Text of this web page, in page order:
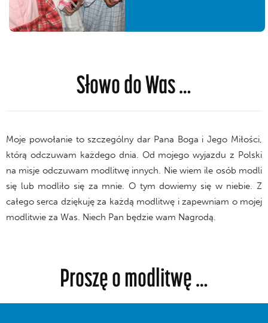
Słowo do Was …
Moje powołanie to szczególny dar Pana Boga i Jego Miłości,
którą odczuwam każdego dnia. Od mojego wyjazdu z Polski
na misje odczuwam modlitwę innych. Nie wiem ile osób modli
się lub modliło się za mnie. O tym dowiemy się w niebie. Z
całego serca dziękuję za każdą modlitwę i zapewniam o mojej
modlitwie za Was. Niech Pan będzie wam Nagrodą.
Proszę o modlitwę …